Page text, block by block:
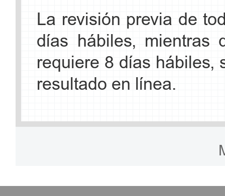
antelación. Si el
laborales aprobadas
presentar el
autoridad competente
profesional.
4. Un original del
(versión en papel/
calle Jiangtai
Horario: de 9:00 a
viernes.
Contacto: +86-10-
3. Centro de Servicio
Distrito Haidian (Nota:
La revisión previa de
días hábiles, mientras
requiere 8 días hábiles,
resultado en línea.
Gratis